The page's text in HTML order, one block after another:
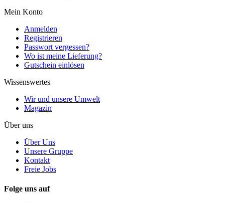
Mein Konto
Anmelden
Registrieren
Passwort vergessen?
Wo ist meine Lieferung?
Gutschein einlösen
Wissenswertes
Wir und unsere Umwelt
Magazin
Über uns
Über Uns
Unsere Gruppe
Kontakt
Freie Jobs
Folge uns auf